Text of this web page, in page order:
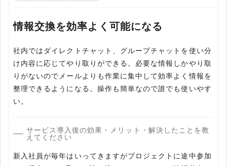
情報交換を効率よく可能になる
社内ではダイレクトチャット、グループチャットを使い分
け内容に応じてやり取りができる。必要な情報しかやり取
りがないのでメールよりも作業に集中して効率よく情報を
整理できるようになる。操作も簡単なので誰でも使いやす
い。
サービス導入後の効果・メリット・解決したことを教
えてください
新入社員が毎年はいってきますがプロジェクトに途中参加